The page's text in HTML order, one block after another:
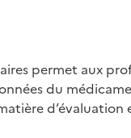
permet aux
du